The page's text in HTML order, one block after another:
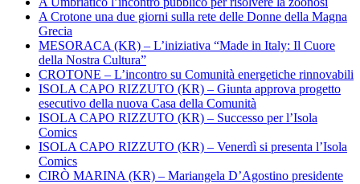
A Crotone una due giorni sulla rete delle Donne della Magna
Grecia
MESORACA (KR) – L’iniziativa “Made in Italy: Il Cuore
della Nostra Cultura”
CROTONE – L’incontro su Comunità energetiche rinnovabili
ISOLA CAPO RIZZUTO (KR) – Giunta approva progetto
esecutivo della nuova Casa della Comunità
ISOLA CAPO RIZZUTO (KR) – Successo per l’Isola
Comics
ISOLA CAPO RIZZUTO (KR) – Venerdì si presenta l’Isola
Comics
CIRÒ MARINA (KR) – Mariangela D’Agostino presidente